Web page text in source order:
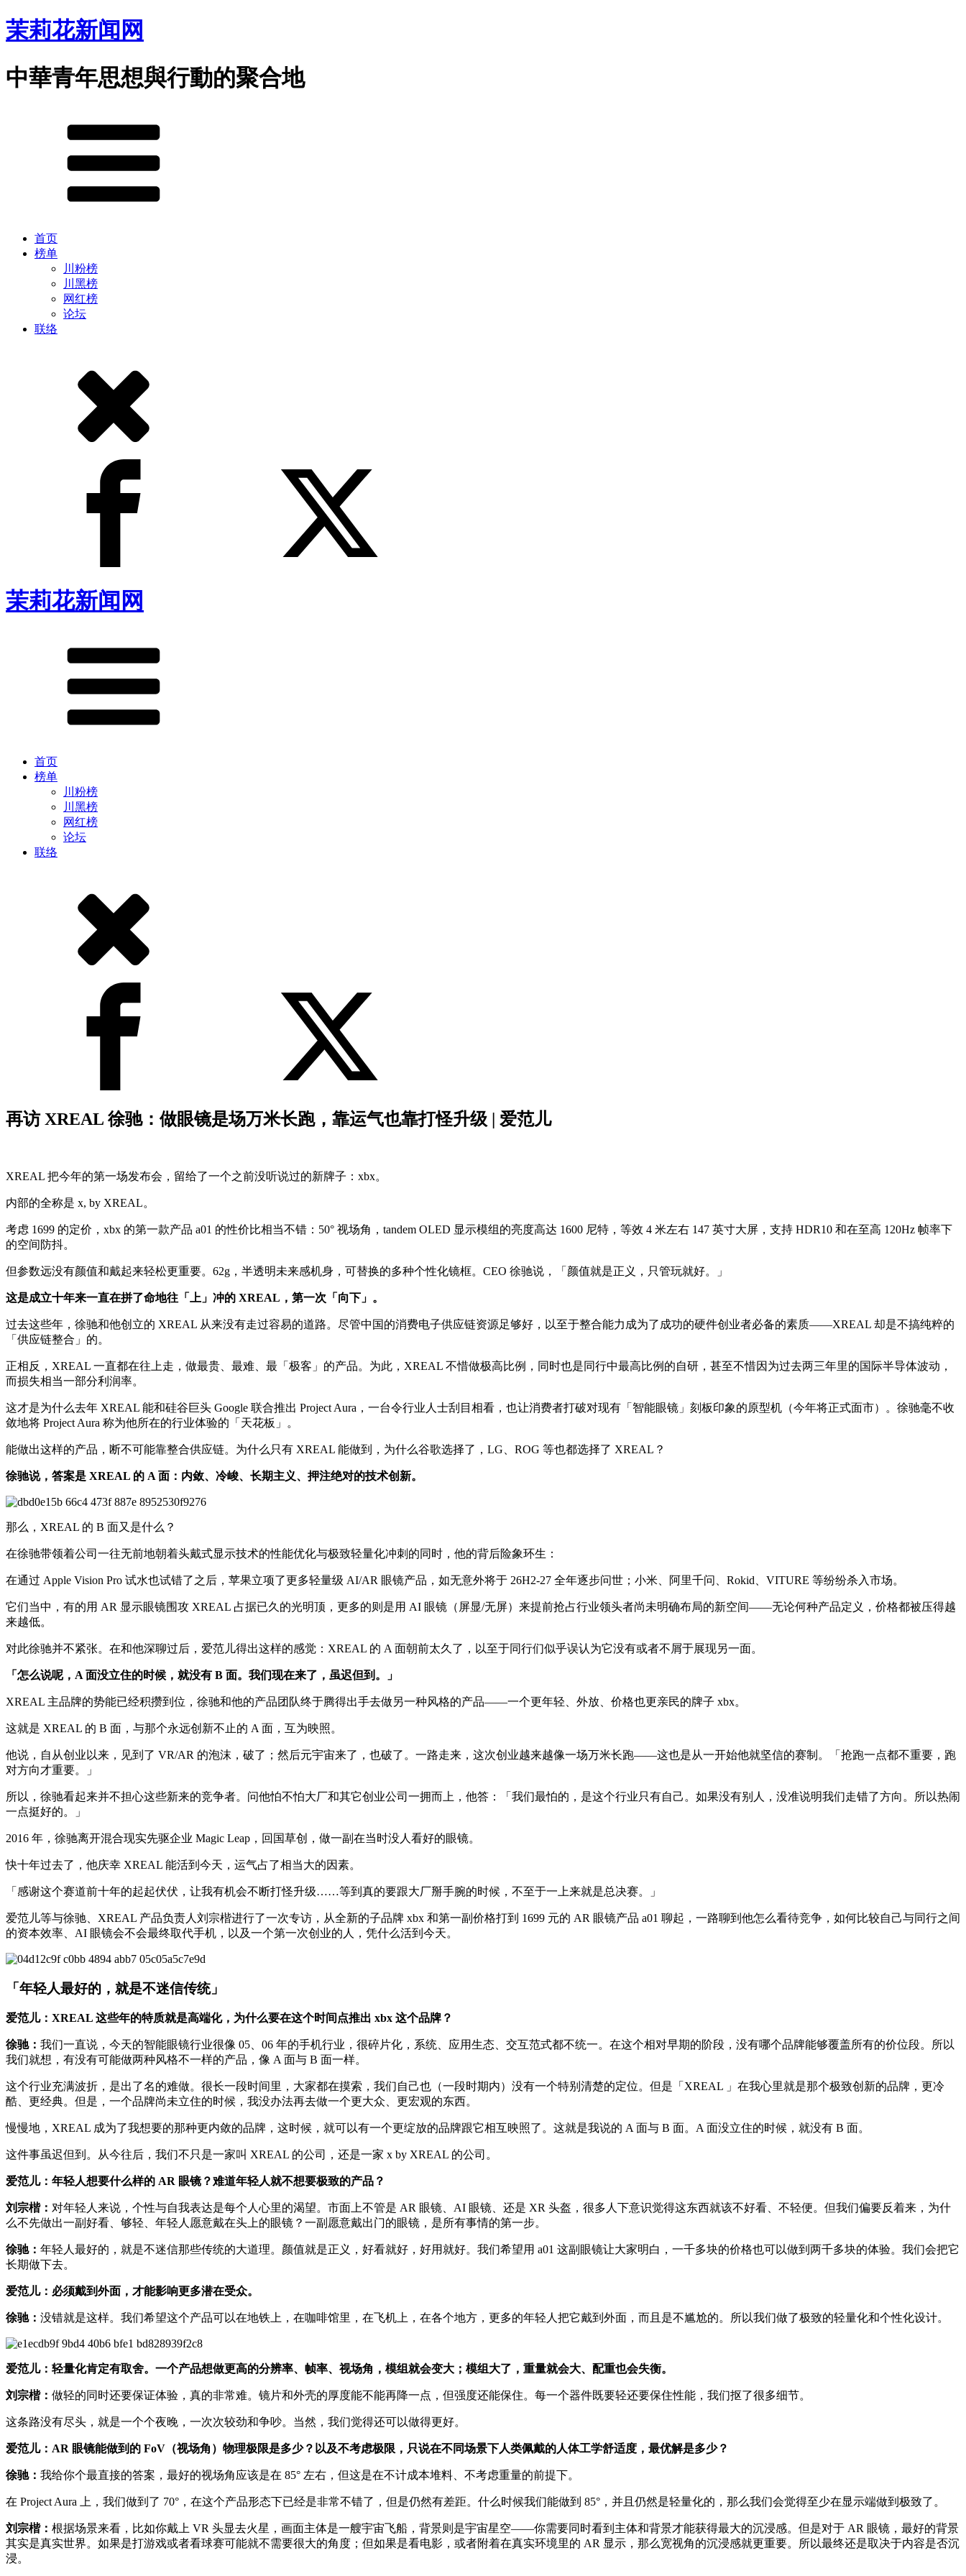
茉莉花新闻网
中華青年思想與行動的聚合地
首页
榜单
川粉榜
川黑榜
网红榜
论坛
联络
茉莉花新闻网
首页
榜单
川粉榜
川黑榜
网红榜
论坛
联络
再访 XREAL 徐驰：做眼镜是场万米长跑，靠运气也靠打怪升级 | 爱范儿
XREAL 把今年的第一场发布会，留给了一个之前没听说过的新牌子：xbx。
内部的全称是 x, by XREAL。
考虑 1699 的定价，xbx 的第一款产品 a01 的性价比相当不错：50° 视场角，tandem OLED 显示模组的亮度高达 1600 尼特，等效 4 米左右 147 英寸大屏，支持 HDR10 和在至高 120Hz 帧率下
的空间防抖。
但参数远没有颜值和戴起来轻松更重要。62g，半透明未来感机身，可替换的多种个性化镜框。CEO 徐驰说，「颜值就是正义，只管玩就好。」
这是成立十年来一直在拼了命地往「上」冲的 XREAL，第一次「向下」。
过去这些年，徐驰和他创立的 XREAL 从来没有走过容易的道路。尽管中国的消费电子供应链资源足够好，以至于整合能力成为了成功的硬件创业者必备的素质——XREAL 却是不搞纯粹的
「供应链整合」的。
正相反，XREAL 一直都在往上走，做最贵、最难、最「极客」的产品。为此，XREAL 不惜做极高比例，同时也是同行中最高比例的自研，甚至不惜因为过去两三年里的国际半导体波动，
而损失相当一部分利润率。
这才是为什么去年 XREAL 能和硅谷巨头 Google 联合推出 Project Aura，一台令行业人士刮目相看，也让消费者打破对现有「智能眼镜」刻板印象的原型机（今年将正式面市）。徐驰毫不收
敛地将 Project Aura 称为他所在的行业体验的「天花板」。
能做出这样的产品，断不可能靠整合供应链。为什么只有 XREAL 能做到，为什么谷歌选择了，LG、ROG 等也都选择了 XREAL？
徐驰说，答案是 XREAL 的 A 面：内敛、冷峻、长期主义、押注绝对的技术创新。
那么，XREAL 的 B 面又是什么？
在徐驰带领着公司一往无前地朝着头戴式显示技术的性能优化与极致轻量化冲刺的同时，他的背后险象环生：
在通过 Apple Vision Pro 试水也试错了之后，苹果立项了更多轻量级 AI/AR 眼镜产品，如无意外将于 26H2-27 全年逐步问世；小米、阿里千问、Rokid、VITURE 等纷纷杀入市场。
它们当中，有的用 AR 显示眼镜围攻 XREAL 占据已久的光明顶，更多的则是用 AI 眼镜（屏显/无屏）来提前抢占行业领头者尚未明确布局的新空间——无论何种产品定义，价格都被压得越
来越低。
对此徐驰并不紧张。在和他深聊过后，爱范儿得出这样的感觉：XREAL 的 A 面朝前太久了，以至于同行们似乎误认为它没有或者不屑于展现另一面。
「怎么说呢，A 面没立住的时候，就没有 B 面。我们现在来了，虽迟但到。」
XREAL 主品牌的势能已经积攒到位，徐驰和他的产品团队终于腾得出手去做另一种风格的产品——一个更年轻、外放、价格也更亲民的牌子 xbx。
这就是 XREAL 的 B 面，与那个永远创新不止的 A 面，互为映照。
他说，自从创业以来，见到了 VR/AR 的泡沫，破了；然后元宇宙来了，也破了。一路走来，这次创业越来越像一场万米长跑——这也是从一开始他就坚信的赛制。「抢跑一点都不重要，跑
对方向才重要。」
所以，徐驰看起来并不担心这些新来的竞争者。问他怕不怕大厂和其它创业公司一拥而上，他答：「我们最怕的，是这个行业只有自己。如果没有别人，没准说明我们走错了方向。所以热闹
一点挺好的。」
2016 年，徐驰离开混合现实先驱企业 Magic Leap，回国草创，做一副在当时没人看好的眼镜。
快十年过去了，他庆幸 XREAL 能活到今天，运气占了相当大的因素。
「感谢这个赛道前十年的起起伏伏，让我有机会不断打怪升级……等到真的要跟大厂掰手腕的时候，不至于一上来就是总决赛。」
爱范儿等与徐驰、XREAL 产品负责人刘宗楷进行了一次专访，从全新的子品牌 xbx 和第一副价格打到 1699 元的 AR 眼镜产品 a01 聊起，一路聊到他怎么看待竞争，如何比较自己与同行之间
的资本效率、AI 眼镜会不会最终取代手机，以及一个第一次创业的人，凭什么活到今天。
「年轻人最好的，就是不迷信传统」
爱范儿：XREAL 这些年的特质就是高端化，为什么要在这个时间点推出 xbx 这个品牌？
徐驰： 我们一直说，今天的智能眼镜行业很像 05、06 年的手机行业，很碎片化，系统、应用生态、交互范式都不统一。在这个相对早期的阶段，没有哪个品牌能够覆盖所有的价位段。所以
我们就想，有没有可能做两种风格不一样的产品，像 A 面与 B 面一样。
这个行业充满波折，是出了名的难做。很长一段时间里，大家都在摸索，我们自己也（一段时期内）没有一个特别清楚的定位。但是「XREAL 」在我心里就是那个极致创新的品牌，更冷
酷、更经典。但是，一个品牌尚未立住的时候，我没办法再去做一个更大众、更宏观的东西。
慢慢地，XREAL 成为了我想要的那种更内敛的品牌，这时候，就可以有一个更绽放的品牌跟它相互映照了。这就是我说的 A 面与 B 面。A 面没立住的时候，就没有 B 面。
这件事虽迟但到。从今往后，我们不只是一家叫 XREAL 的公司，还是一家 x by XREAL 的公司。
爱范儿：年轻人想要什么样的 AR 眼镜？难道年轻人就不想要极致的产品？
刘宗楷： 对年轻人来说，个性与自我表达是每个人心里的渴望。市面上不管是 AR 眼镜、AI 眼镜、还是 XR 头盔，很多人下意识觉得这东西就该不好看、不轻便。但我们偏要反着来，为什
么不先做出一副好看、够轻、年轻人愿意戴在头上的眼镜？一副愿意戴出门的眼镜，是所有事情的第一步。
徐驰： 年轻人最好的，就是不迷信那些传统的大道理。颜值就是正义，好看就好，好用就好。我们希望用 a01 这副眼镜让大家明白，一千多块的价格也可以做到两千多块的体验。我们会把它
长期做下去。
爱范儿：必须戴到外面，才能影响更多潜在受众。
徐驰： 没错就是这样。我们希望这个产品可以在地铁上，在咖啡馆里，在飞机上，在各个地方，更多的年轻人把它戴到外面，而且是不尴尬的。所以我们做了极致的轻量化和个性化设计。
爱范儿：轻量化肯定有取舍。一个产品想做更高的分辨率、帧率、视场角，模组就会变大；模组大了，重量就会大、配重也会失衡。
刘宗楷： 做轻的同时还要保证体验，真的非常难。镜片和外壳的厚度能不能再降一点，但强度还能保住。每一个器件既要轻还要保住性能，我们抠了很多细节。
这条路没有尽头，就是一个个夜晚，一次次较劲和争吵。当然，我们觉得还可以做得更好。
爱范儿：AR 眼镜能做到的 FoV（视场角）物理极限是多少？以及不考虑极限，只说在不同场景下人类佩戴的人体工学舒适度，最优解是多少？
徐驰： 我给你个最直接的答案，最好的视场角应该是在 85° 左右，但这是在不计成本堆料、不考虑重量的前提下。
在 Project Aura 上，我们做到了 70°，在这个产品形态下已经是非常不错了，但是仍然有差距。什么时候我们能做到 85°，并且仍然是轻量化的，那么我们会觉得至少在显示端做到极致了。
刘宗楷： 根据场景来看，比如你戴上 VR 头显去火星，画面主体是一艘宇宙飞船，背景则是宇宙星空——你需要同时看到主体和背景才能获得最大的沉浸感。但是对于 AR 眼镜，最好的背景
其实是真实世界。如果是打游戏或者看球赛可能就不需要很大的角度；但如果是看电影，或者附着在真实环境里的 AR 显示，那么宽视角的沉浸感就更重要。所以最终还是取决于内容是否沉
浸。